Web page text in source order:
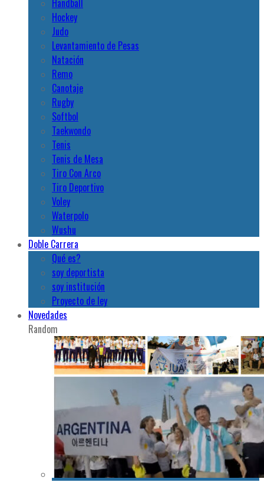
Handball
Hockey
Judo
Levantamiento de Pesas
Natación
Remo
Canotaje
Rugby
Softbol
Taekwondo
Tenis
Tenis de Mesa
Tiro Con Arco
Tiro Deportivo
Voley
Waterpolo
Wushu
Doble Carrera
Qué es?
soy deportista
soy institución
Proyecto de ley
Novedades
Random